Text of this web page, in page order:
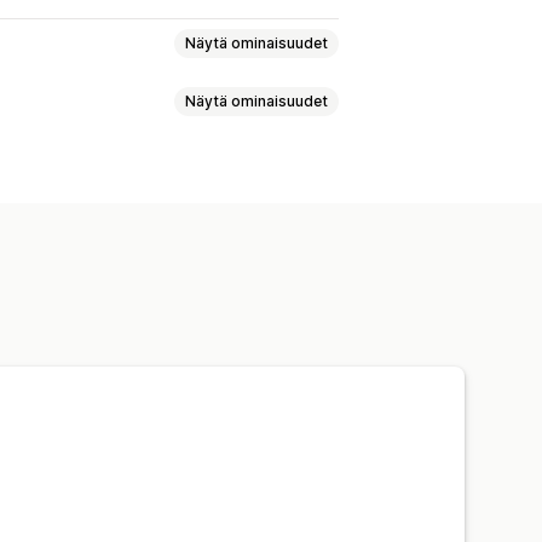
Näytä ominaisuudet
Näytä ominaisuudet